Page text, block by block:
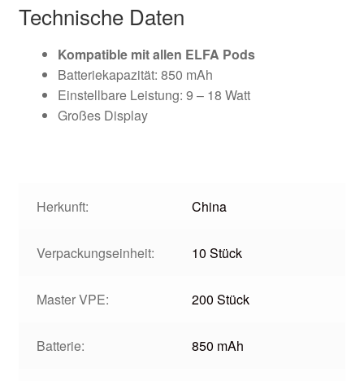
Technische Daten
Kompatible mit allen ELFA Pods
Batteriekapazität: 850 mAh
Einstellbare Leistung: 9 – 18 Watt
Großes Display
Herkunft: China
Verpackungseinheit: 10 Stück
Master VPE: 200 Stück
Batterie: 850 mAh